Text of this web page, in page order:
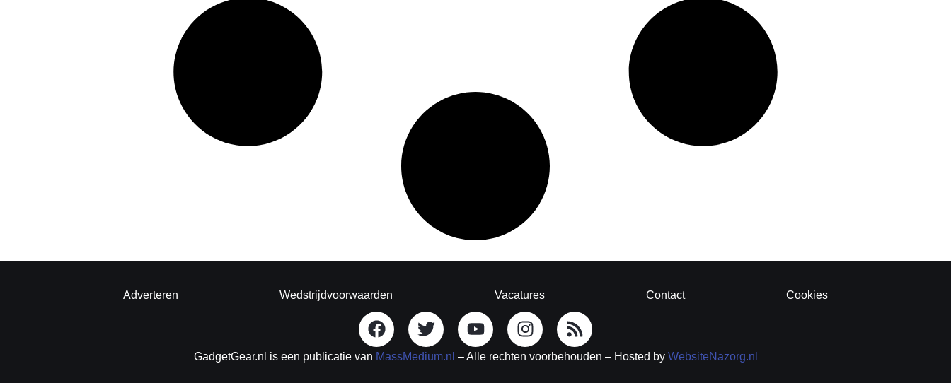
Adverteren Wedstrijdvoorwaarden Vacatures Contact Cookies
GadgetGear.nl is een publicatie van MassMedium.nl – Alle rechten voorbehouden – Hosted by WebsiteNazorg.nl